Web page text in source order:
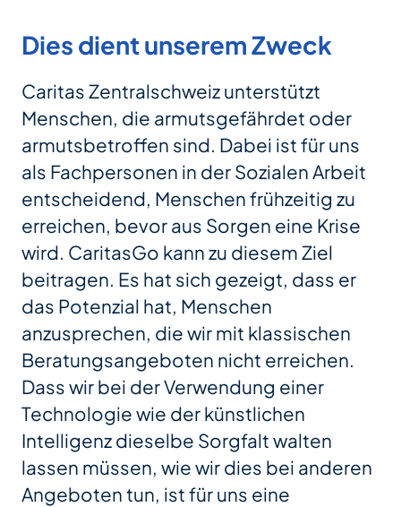
Dies dient unserem Zweck
Caritas Zentralschweiz unterstützt
Menschen, die armutsgefährdet oder
armutsbetroffen sind. Dabei ist für uns
als Fachpersonen in der Sozialen Arbeit
entscheidend, Menschen frühzeitig zu
erreichen, bevor aus Sorgen eine Krise
wird. CaritasGo kann zu diesem Ziel
beitragen. Es hat sich gezeigt, dass er
das Potenzial hat, Menschen
anzusprechen, die wir mit klassischen
Beratungsangeboten nicht erreichen.
Dass wir bei der Verwendung einer
Technologie wie der künstlichen
Intelligenz dieselbe Sorgfalt walten
lassen müssen, wie wir dies bei anderen
Angeboten tun, ist für uns eine